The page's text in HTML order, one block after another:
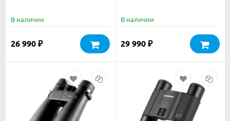
В наличии
26 990 ₽
В наличии
29 990 ₽